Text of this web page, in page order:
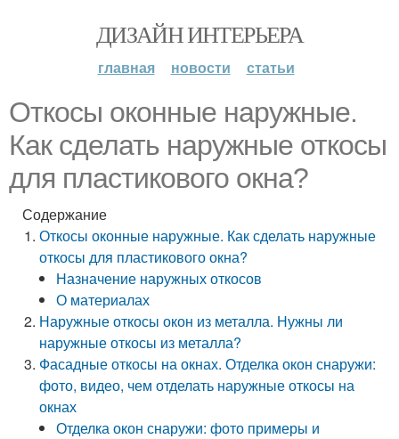
ДИЗАЙН ИНТЕРЬЕРА
главная новости статьи
Откосы оконные наружные.
Как сделать наружные откосы
для пластикового окна?
Содержание
Откосы оконные наружные. Как сделать наружные
откосы для пластикового окна?
Назначение наружных откосов
О материалах
Наружные откосы окон из металла. Нужны ли
наружные откосы из металла?
Фасадные откосы на окнах. Отделка окон снаружи:
фото, видео, чем отделать наружные откосы на
окнах
Отделка окон снаружи: фото примеры и